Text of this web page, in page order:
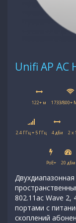
Unifi AP AC
122+ м 1733/800+
2.4 ГГц + 5 ГГц 4 дБи 2 x
PoE+ 20 дБм
802.11ac Wave 2,
портами с
скоплений